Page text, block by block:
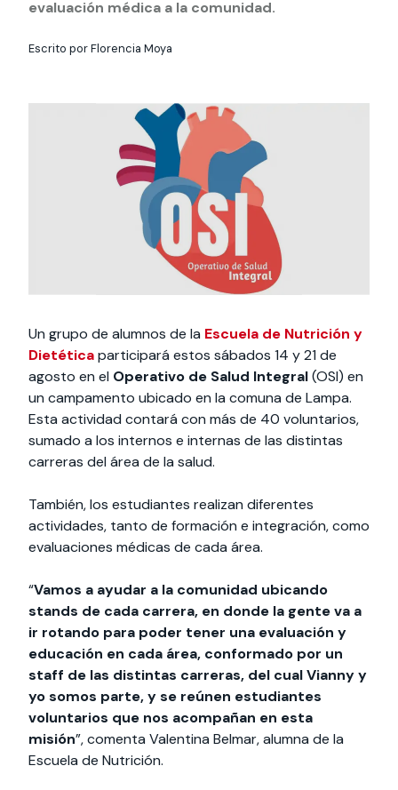
Especialidades y
International
students
interesar:
2025
vinculación con la
Extensión Cultural
Te puede interesar:Filantropía y Donaciones
Servicios y apoyos
Te puede
Explora el campus
Uandes
Noticias
evaluación médica a la comunidad.
Escrito por Florencia Moya
Un grupo de alumnos de la Escuela de Nutrición y
Dietéticaparticipará estos sábados 14 y 21 de
agosto en el Operativo de Salud Integral(OSI) en
un campamento ubicado en la comuna de Lampa.
Esta actividad contará con más de 40 voluntarios,
sumado a los internos e internas de las distintas
carreras del área de la salud.
También, los estudiantes realizan diferentes
actividades, tanto de formación e integración, como
evaluaciones médicas de cada área.
“Vamos a ayudar a la comunidad ubicando
stands de cada carrera, en donde la gente va a
ir rotando para poder tener una evaluación y
educación en cada área, conformado por un
staff de las distintas carreras, del cual Vianny y
yo somos parte, y se reúnen estudiantes
voluntarios que nos acompañan en esta
misión”, comenta Valentina Belmar, alumna de la
Escuela de Nutrición.